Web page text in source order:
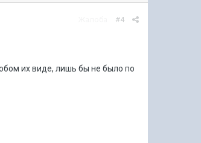
#4
их виде, лишь бы не было по